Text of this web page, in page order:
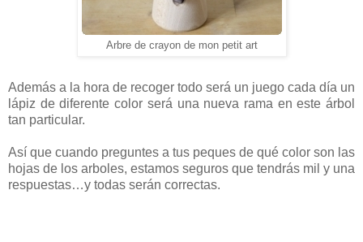
Arbre de crayon de mon petit art
Además a la hora de recoger todo será un juego cada día un
lápiz de diferente color será una nueva rama en este árbol
tan particular.
Así que cuando preguntes a tus peques de qué color son las
hojas de los arboles, estamos seguros que tendrás mil y una
respuestas…y todas serán correctas.